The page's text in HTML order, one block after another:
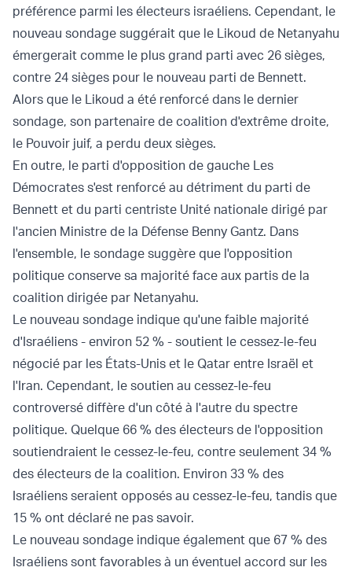
préférence parmi les électeurs israéliens. Cependant, le
nouveau sondage suggérait que le Likoud de Netanyahu
émergerait comme le plus grand parti avec 26 sièges,
contre 24 sièges pour le nouveau parti de Bennett.
Alors que le Likoud a été renforcé dans le dernier
sondage, son partenaire de coalition d'extrême droite,
le Pouvoir juif, a perdu deux sièges.
En outre, le parti d'opposition de gauche Les
Démocrates s'est renforcé au détriment du parti de
Bennett et du parti centriste Unité nationale dirigé par
l'ancien Ministre de la Défense Benny Gantz. Dans
l'ensemble, le sondage suggère que l'opposition
politique conserve sa majorité face aux partis de la
coalition dirigée par Netanyahu.
Le nouveau sondage indique qu'une faible majorité
d'Israéliens - environ 52 % - soutient le cessez-le-feu
négocié par les États-Unis et le Qatar entre Israël et
l'Iran. Cependant, le soutien au cessez-le-feu
controversé diffère d'un côté à l'autre du spectre
politique. Quelque 66 % des électeurs de l'opposition
soutiendraient le cessez-le-feu, contre seulement 34 %
des électeurs de la coalition. Environ 33 % des
Israéliens seraient opposés au cessez-le-feu, tandis que
15 % ont déclaré ne pas savoir.
Le nouveau sondage indique également que 67 % des
Israéliens sont favorables à un éventuel accord sur les